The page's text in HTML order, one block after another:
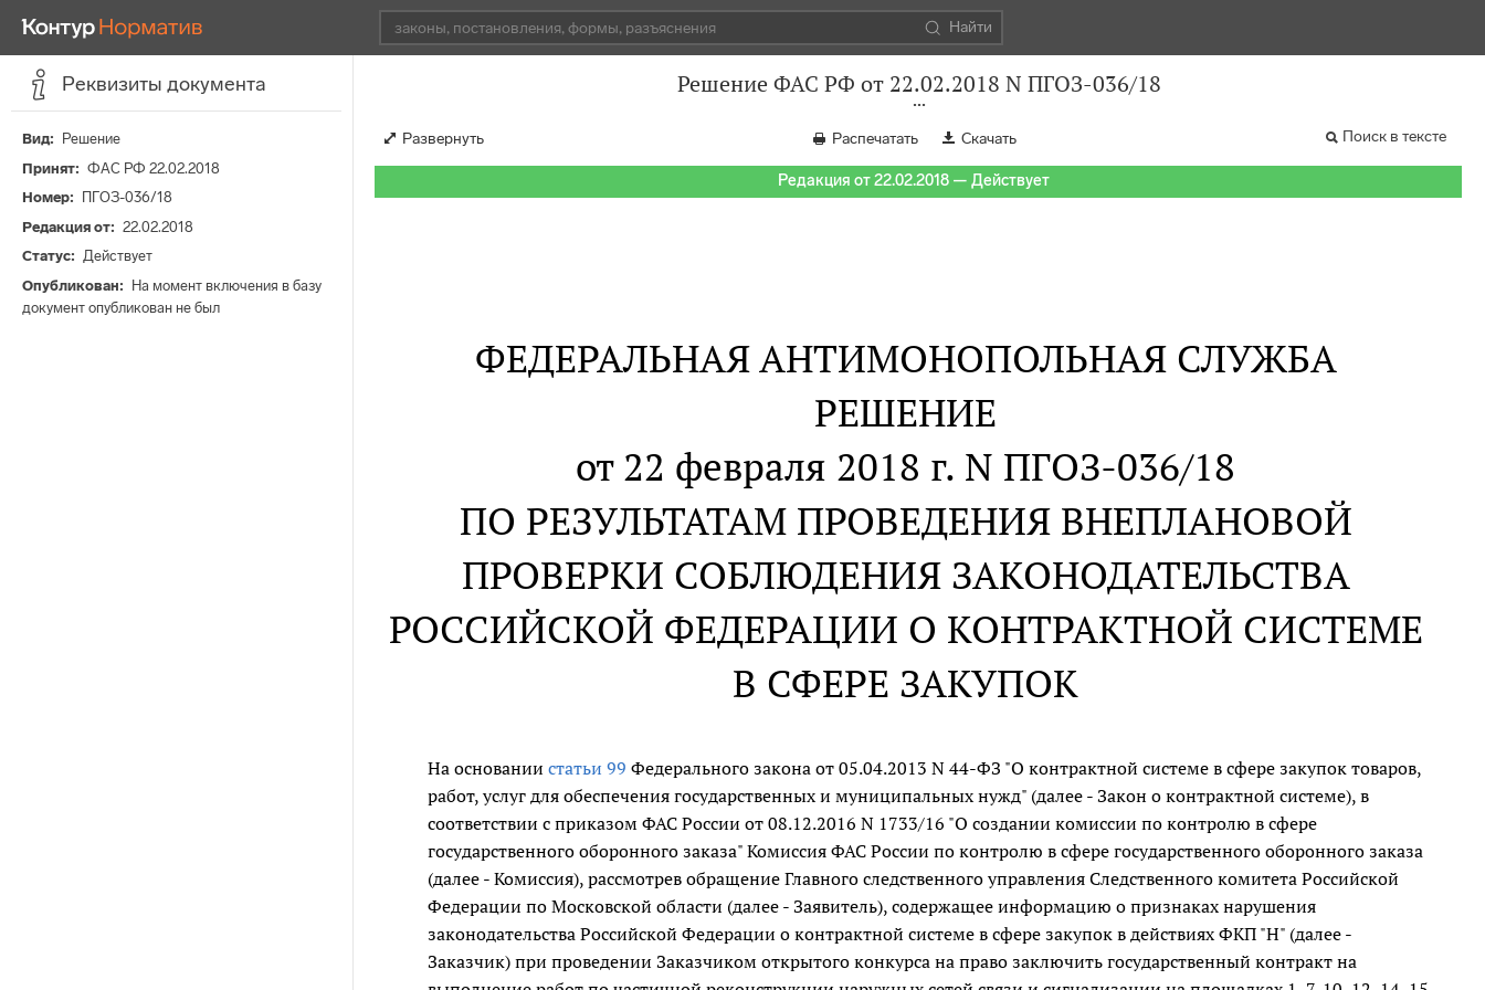
Найти
Реквизиты документа
Вид
Решение
Принят
ФАС РФ 22.02.2018
Номер
ПГОЗ-036/18
Редакция от
22.02.2018
Статус
Действует
Опубликован
На момент включения в базу
документ опубликован не был
Решение ФАС РФ от 22.02.2018 N ПГОЗ-036/18
Развернуть Распечатать Скачать Поиск в тексте
Редакция от 22.02.2018 — Действует
ФЕДЕРАЛЬНАЯ АНТИМОНОПОЛЬНАЯ СЛУЖБА
РЕШЕНИЕ
от 22 февраля 2018 г. N ПГОЗ-036/18
ПО РЕЗУЛЬТАТАМ ПРОВЕДЕНИЯ ВНЕПЛАНОВОЙ
ПРОВЕРКИ СОБЛЮДЕНИЯ ЗАКОНОДАТЕЛЬСТВА
РОССИЙСКОЙ ФЕДЕРАЦИИ О КОНТРАКТНОЙ СИСТЕМЕ
В СФЕРЕ ЗАКУПОК
На основаниистатьи 99 Федерального закона от 05.04.2013 N 44-ФЗ "О контрактной системе в сфере закупок товаров,
работ, услуг для обеспечения государственных и муниципальных нужд" (далее - Закон о контрактной системе), в
соответствии с приказом ФАС России от 08.12.2016 N 1733/16 "О создании комиссии по контролю в сфере
государственного оборонного заказа" Комиссия ФАС России по контролю в сфере государственного оборонного заказа
(далее - Комиссия), рассмотрев обращение Главного следственного управления Следственного комитета Российской
Федерации по Московской области (далее - Заявитель), содержащее информацию о признаках нарушения
законодательства Российской Федерации о контрактной системе в сфере закупок в действиях ФКП "Н" (далее -
Заказчик) при проведении Заказчиком открытого конкурса на право заключить государственный контракт на